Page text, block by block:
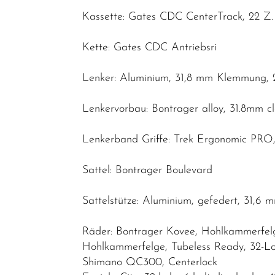
Kassette: Gates CDC CenterTrack, 22
Kette: Gates CDC Antriebsri
Lenker: Aluminium, 31,8 mm
Lenkervorbau: Bontrager alloy, 31.8mm
Lenkerband Griffe: Trek Ergonomic
Sattel: Bontrager Boulevard
Sattelstütze: Aluminium, gefedert, 31,6
Räder: Bontrager Kovee,
Hohlkammerfelge, Tubeless Ready, 32-
Shimano QC300, Centerlock